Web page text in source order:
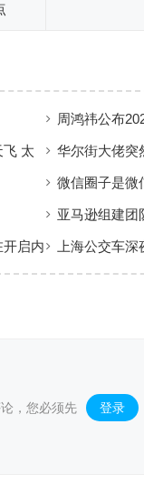
周鸿祎公布
蛋
太
华尔街大佬突
微信圈子是微
亚马逊组建团
启内
上海公交车
，您必须先 登录 。